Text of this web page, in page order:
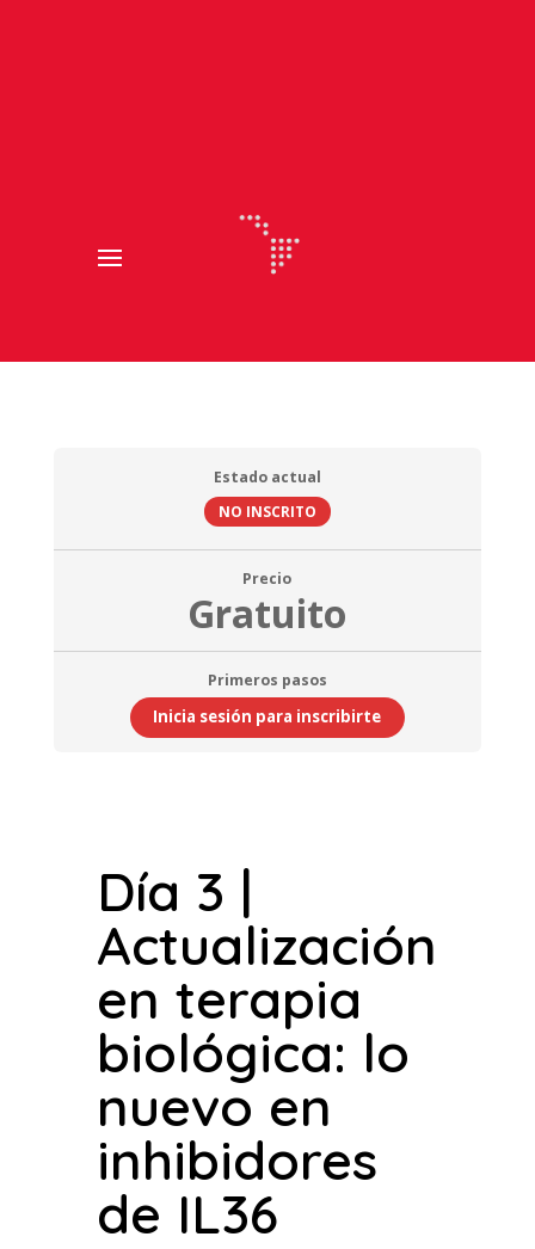
Estado actual
NO INSCRITO
Precio
Gratuito
Primeros pasos
Inicia sesión para inscribirte
Día 3 |
Actualización
en terapia
biológica: lo
nuevo en
inhibidores
de IL36